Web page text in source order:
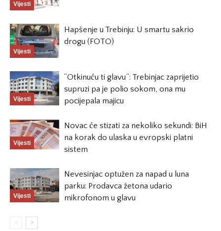
Vijesti
Vijesti
Hapšenje u Trebinju: U smartu sakrio
drogu (FOTO)
Vijesti
“Otkinuću ti glavu”: Trebinjac zaprijetio
supruzi pa je polio sokom, ona mu
pocijepala majicu
Vijesti
Novac će stizati za nekoliko sekundi: BiH
na korak do ulaska u evropski platni
sistem
Vijesti
Nevesinjac optužen za napad u luna
parku: Prodavca žetona udario
mikrofonom u glavu